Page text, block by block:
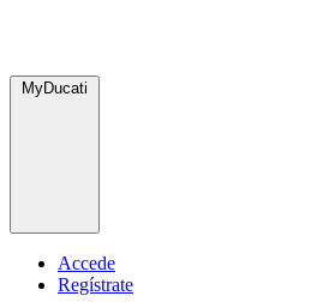
MyDucati
Accede
Regístrate